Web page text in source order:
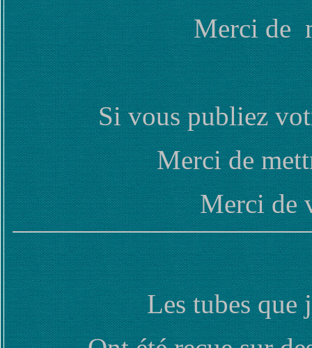
Merci de
Si vous publiez
Merci de
Merci de
Les tubes